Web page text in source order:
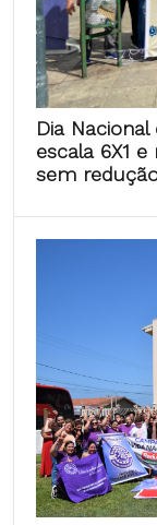
Dia
escala 6X1
sem